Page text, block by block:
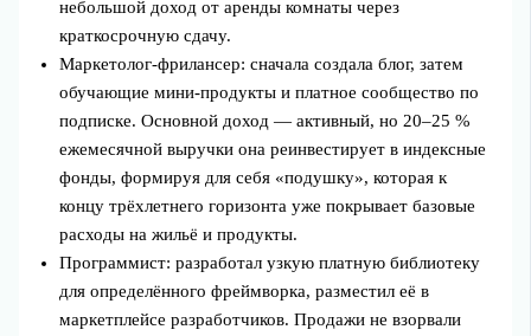
небольшой доход от аренды комнаты через
краткосрочную сдачу.
Маркетолог-фрилансер: сначала создала блог, затем
обучающие мини-продукты и платное сообщество по
подписке. Основной доход — активный, но 20–25 %
ежемесячной выручки она реинвестирует в индексные
фонды, формируя для себя «подушку», которая к
концу трёхлетнего горизонта уже покрывает базовые
расходы на жильё и продукты.
Программист: разработал узкую платную библиотеку
для определённого фреймворка, разместил её в
маркетплейсе разработчиков. Продажи не взорвали